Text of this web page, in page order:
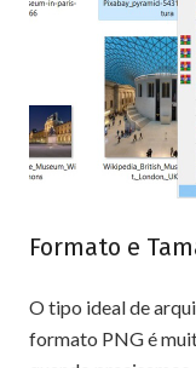
Formato e
O tipo ideal de
formato PNG é